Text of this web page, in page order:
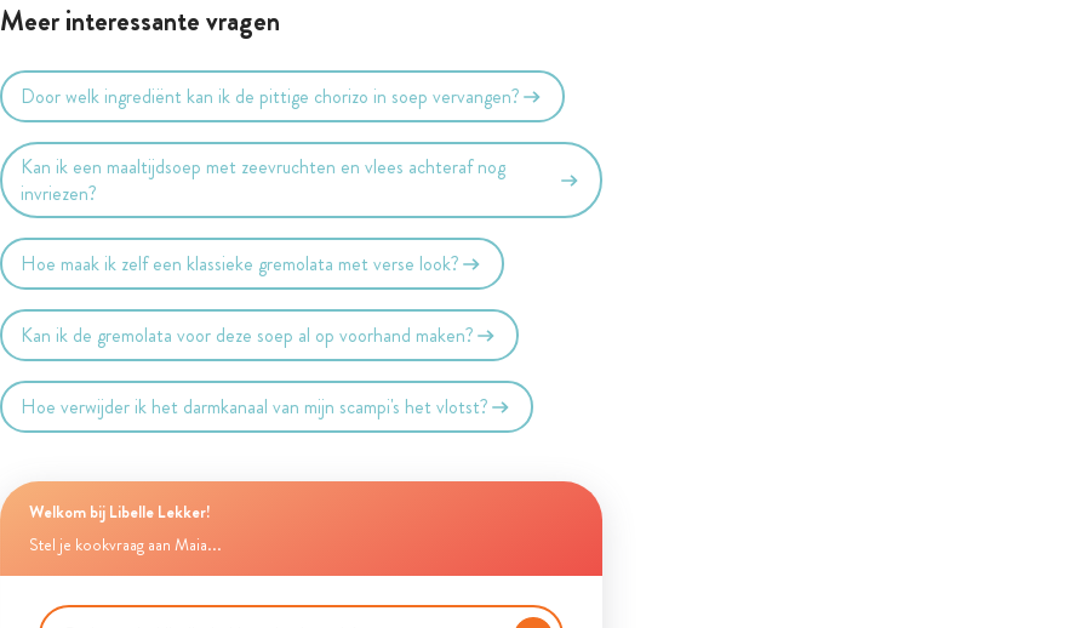
Meer interessante vragen
Door welk ingrediënt kan ik de pittige chorizo in soep vervangen?
Kan ik een maaltijdsoep met zeevruchten en vlees achteraf nog
invriezen?
Hoe maak ik zelf een klassieke gremolata met verse look?
Kan ik de gremolata voor deze soep al op voorhand maken?
Hoe verwijder ik het darmkanaal van mijn scampi's het vlotst?
Welkom bij Libelle Lekker!
Stel je kookvraag aan Maia...